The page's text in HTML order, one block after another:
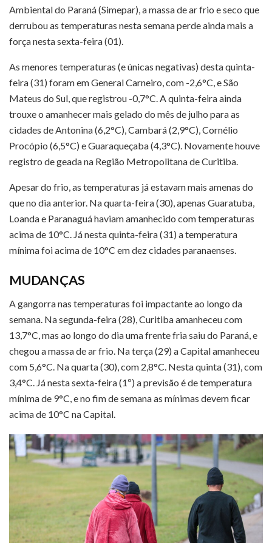
Ambiental do Paraná (Simepar), a massa de ar frio e seco que
derrubou as temperaturas nesta semana perde ainda mais a
força nesta sexta-feira (01).
As menores temperaturas (e únicas negativas) desta quinta-
feira (31) foram em General Carneiro, com -2,6°C, e São
Mateus do Sul, que registrou -0,7°C. A quinta-feira ainda
trouxe o amanhecer mais gelado do mês de julho para as
cidades de Antonina (6,2°C), Cambará (2,9°C), Cornélio
Procópio (6,5°C) e Guaraqueçaba (4,3°C). Novamente houve
registro de geada na Região Metropolitana de Curitiba.
Apesar do frio, as temperaturas já estavam mais amenas do
que no dia anterior. Na quarta-feira (30), apenas Guaratuba,
Loanda e Paranaguá haviam amanhecido com temperaturas
acima de 10°C. Já nesta quinta-feira (31) a temperatura
mínima foi acima de 10°C em dez cidades paranaenses.
MUDANÇAS
A gangorra nas temperaturas foi impactante ao longo da
semana. Na segunda-feira (28), Curitiba amanheceu com
13,7°C, mas ao longo do dia uma frente fria saiu do Paraná, e
chegou a massa de ar frio. Na terça (29) a Capital amanheceu
com 5,6°C. Na quarta (30), com 2,8°C. Nesta quinta (31), com
3,4°C. Já nesta sexta-feira (1º) a previsão é de temperatura
mínima de 9°C, e no fim de semana as mínimas devem ficar
acima de 10°C na Capital.